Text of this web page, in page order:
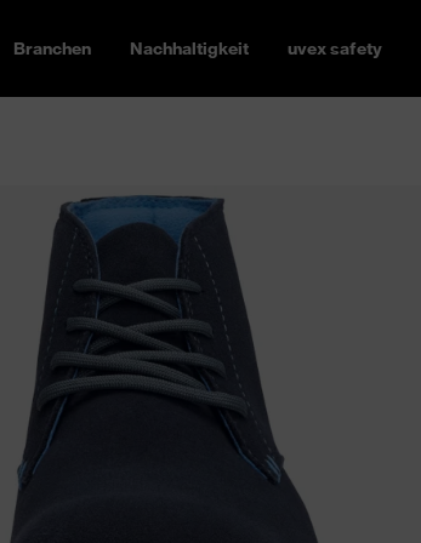
Branchen Nachhaltigkeit uvex safety